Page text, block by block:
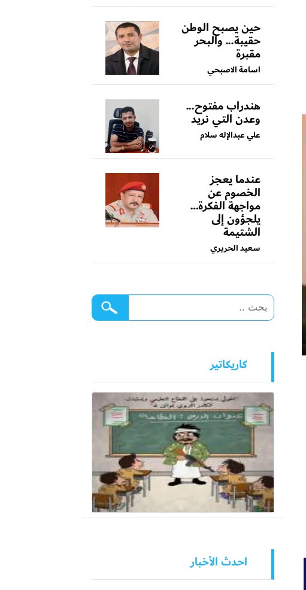
حين يصبح الوطن
حقيبة... والبحر
مقبرة
اسامة الاصبحي
هندراب مفتوح...
وعدن التي نريد
علي عبدالإله سلام
عندما يعجز
الخصوم عن
مواجهة الفكرة…
يلجؤون إلى
الشتيمة
سعيد الحريري
كاريكاتير
احدث الأخبار